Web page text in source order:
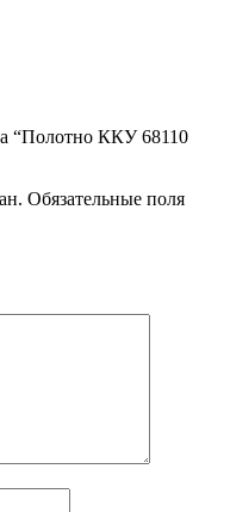
“Полотно ККУ 68110
Обязательные поля